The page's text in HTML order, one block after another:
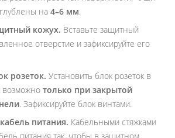
на 4–6 мм.
кожух. Вставьте защитный
отверстие и зафиксируйте его
розеток. Установить блок розеток в
возможно только при закрытой
. Зафиксируйте блок винтами.
питания. Кабельными стяжками